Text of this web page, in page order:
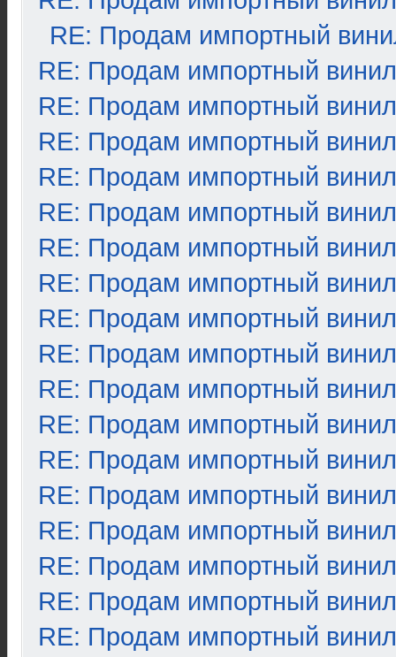
RE: Продам импортный
RE: Продам импортный винил
RE: Продам импортный винил
RE: Продам импортный винил
RE: Продам импортный винил
RE: Продам импортный винил
RE: Продам импортный винил
RE: Продам импортный винил
RE: Продам импортный винил
RE: Продам импортный винил
RE: Продам импортный винил
RE: Продам импортный винил
RE: Продам импортный винил
RE: Продам импортный винил
RE: Продам импортный винил
RE: Продам импортный винил
RE: Продам импортный винил
RE: Продам импортный винил